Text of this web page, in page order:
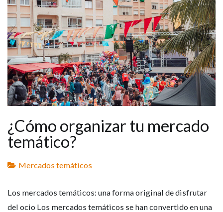
¿Cómo organizar tu mercado
temático?
Mercados temáticos
Los mercados temáticos: una forma original de disfrutar
del ocio Los mercados temáticos se han convertido en una